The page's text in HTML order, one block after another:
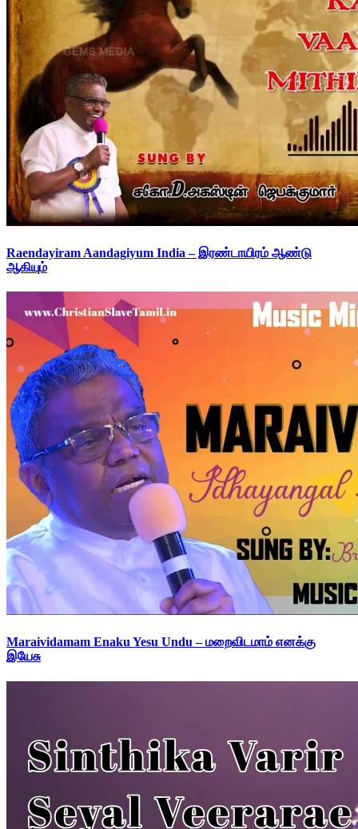
Raendayiram Aandagiyum India – இரண்டாயிரம் ஆண்டு
ஆகியும்
Maraividamam Enaku Yesu Undu – மறைவிடமாம் எனக்கு
இயேசு